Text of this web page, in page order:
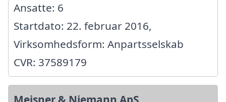
Ansatte: 6
Startdato: 22. februar 2016,
Virksomhedsform: Anpartsselskab
CVR: 37589179